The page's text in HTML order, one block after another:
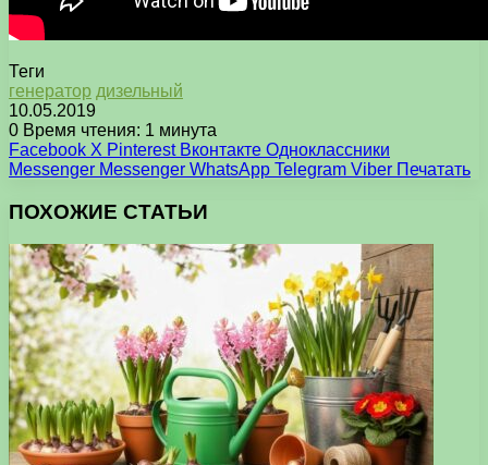
Теги
генератор дизельный
10.05.2019
0 Время чтения: 1 минута
Facebook X Pinterest Вконтакте Одноклассники
Messenger Messenger WhatsApp Telegram Viber Печатать
ПОХОЖИЕ СТАТЬИ